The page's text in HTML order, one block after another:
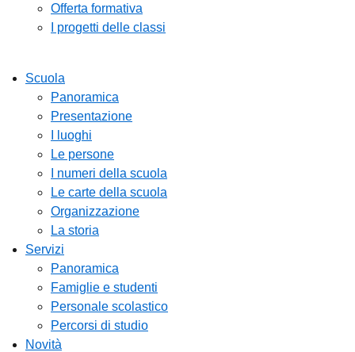
Offerta formativa
I progetti delle classi
Scuola
Panoramica
Presentazione
I luoghi
Le persone
I numeri della scuola
Le carte della scuola
Organizzazione
La storia
Servizi
Panoramica
Famiglie e studenti
Personale scolastico
Percorsi di studio
Novità